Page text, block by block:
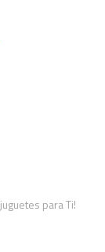
para Ti!